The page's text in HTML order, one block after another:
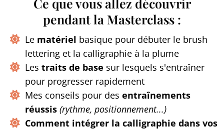
pendant la Masterclass :
Le matériel basique pour débuter le brush
lettering et la calligraphie à la plume
Les traits de base sur lesquels s'entraîner
pour progresser rapidement
Mes conseils pour des entraînements
réussis (rythme, positionnement...)
Comment intégrer la calligraphie dans vos